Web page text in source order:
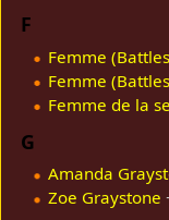
F
Femme
Femme
Femme de la
G
Amanda
Zoe Graystone